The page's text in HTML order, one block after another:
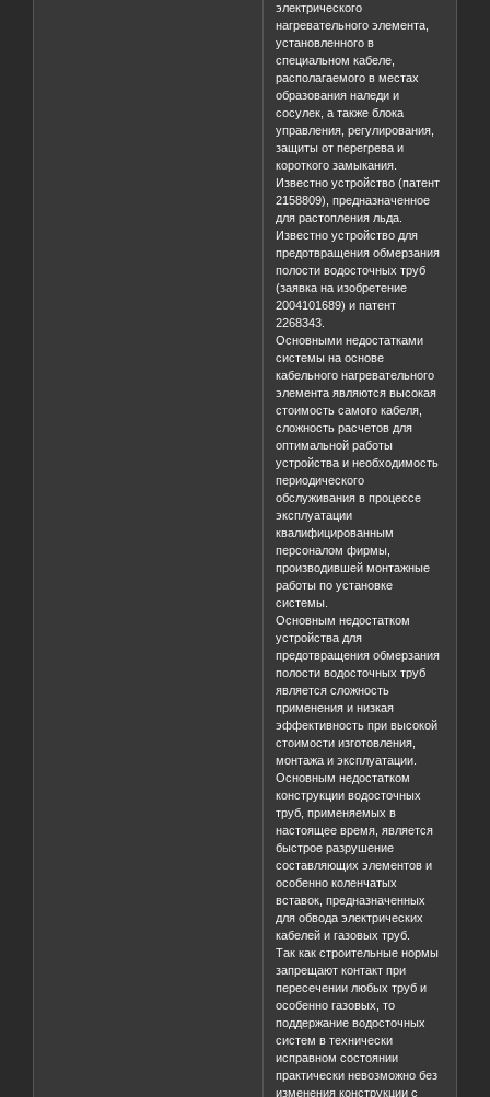
электрического
нагревательного элемента,
установленного в
специальном кабеле,
располагаемого в местах
образования наледи и
сосулек, а также блока
управления, регулирования,
защиты от перегрева и
короткого замыкания.
Известно устройство (патент
2158809), предназначенное
для растопления льда.
Известно устройство для
предотвращения обмерзания
полости водосточных труб
(заявка на изобретение
2004101689) и патент
2268343.
Основными недостатками
системы на основе
кабельного нагревательного
элемента являются высокая
стоимость самого кабеля,
сложность расчетов для
оптимальной работы
устройства и необходимость
периодического
обслуживания в процессе
эксплуатации
квалифицированным
персоналом фирмы,
производившей монтажные
работы по установке
системы.
Основным недостатком
устройства для
предотвращения обмерзания
полости водосточных труб
является сложность
применения и низкая
эффективность при высокой
стоимости изготовления,
монтажа и эксплуатации.
Основным недостатком
конструкции водосточных
труб, применяемых в
настоящее время, является
быстрое разрушение
составляющих элементов и
особенно коленчатых
вставок, предназначенных
для обвода электрических
кабелей и газовых труб.
Так как строительные нормы
запрещают контакт при
пересечении любых труб и
особенно газовых, то
поддержание водосточных
систем в технически
исправном состоянии
практически невозможно без
изменения конструкции с